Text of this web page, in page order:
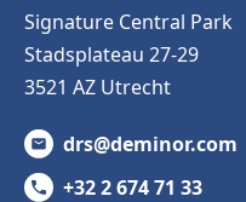
Signature Central Park
Stadsplateau 27-29
3521 AZ Utrecht
drs@deminor.com
+32 2 674 71 33